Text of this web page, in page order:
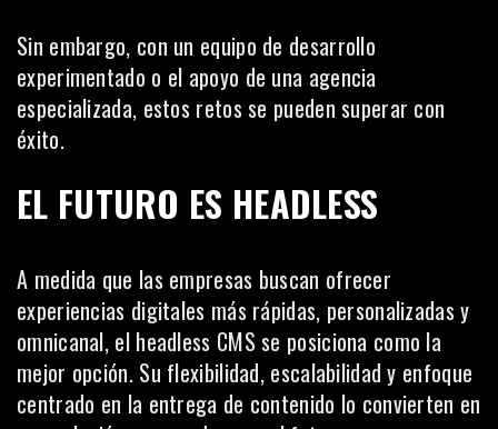
Sin embargo, con un equipo de desarrollo
experimentado o el apoyo de una agencia
especializada, estos retos se pueden superar con
éxito.
EL FUTURO ES HEADLESS
A medida que las empresas buscan ofrecer
experiencias digitales más rápidas, personalizadas y
omnicanal, el headless CMS se posiciona como la
mejor opción. Su flexibilidad, escalabilidad y enfoque
centrado en la entrega de contenido lo convierten en